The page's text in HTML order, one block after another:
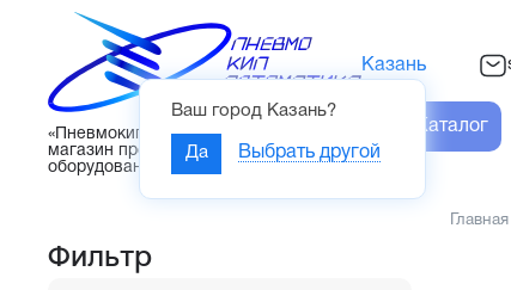
«Пневмокипавтоматика» – интернет-
магазин промышленного
оборудования
Казань
Ваш город Казань?
Да Выбрать другой
Каталог
Фильтр
Главная